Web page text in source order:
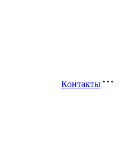
Контакты